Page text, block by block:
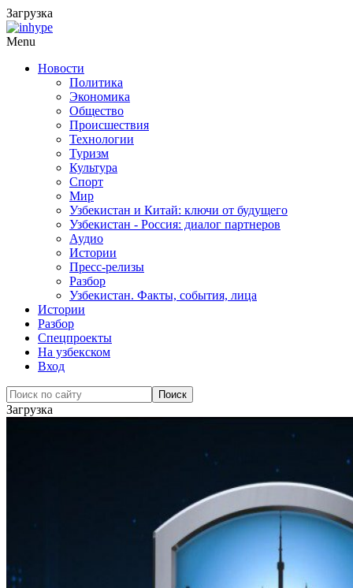
Загрузка
Menu
Новости
Политика
Экономика
Общество
Происшествия
Технологии
Туризм
Культура
Спорт
Мир
Узбекистан и Китай: ключи от будущего
Узбекистан - Россия: диалог партнеров
Аудио
Истории
Пресс-релизы
Разбор
Узбекистан. Факты, события, лица
Истории
Разбор
Спецпроекты
На узбекском
Вход
Загрузка